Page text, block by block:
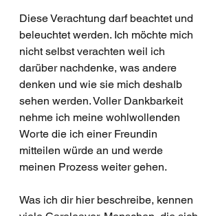
Diese Verachtung darf beachtet und
beleuchtet werden. Ich möchte mich
nicht selbst verachten weil ich
darüber nachdenke, was andere
denken und wie sie mich deshalb
sehen werden. Voller Dankbarkeit
nehme ich meine wohlwollenden
Worte die ich einer Freundin
mitteilen würde an und werde
meinen Prozess weiter gehen.
Was ich dir hier beschreibe, kennen